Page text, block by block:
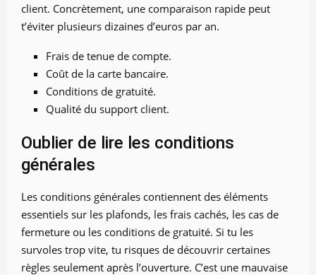
client. Concrètement, une comparaison rapide peut
t’éviter plusieurs dizaines d’euros par an.
Frais de tenue de compte.
Coût de la carte bancaire.
Conditions de gratuité.
Qualité du support client.
Oublier de lire les conditions
générales
Les conditions générales contiennent des éléments
essentiels sur les plafonds, les frais cachés, les cas de
fermeture ou les conditions de gratuité. Si tu les
survoles trop vite, tu risques de découvrir certaines
règles seulement après l’ouverture. C’est une mauvaise